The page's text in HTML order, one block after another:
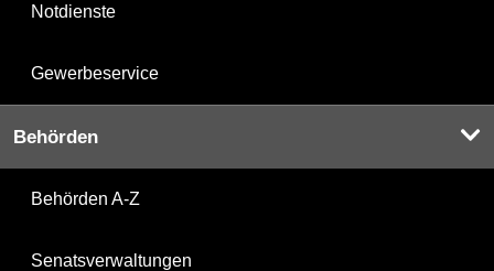
Notdienste
Gewerbeservice
Behörden
Behörden A-Z
Senatsverwaltungen